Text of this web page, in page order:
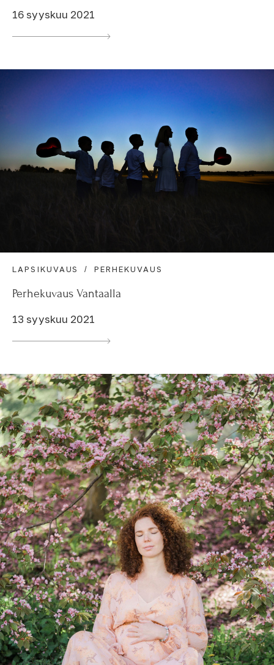
16 syyskuu 2021
LAPSIKUVAUS PERHEKUVAUS
Perhekuvaus Vantaalla
13 syyskuu 2021